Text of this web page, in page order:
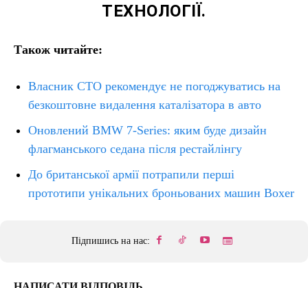
ТЕХНОЛОГІЇ.
Також читайте:
Власник СТО рекомендує не погоджуватись на
безкоштовне видалення каталізатора в авто
Оновлений BMW 7-Series: яким буде дизайн
флагманського седана після рестайлінгу
До британської армії потрапили перші
прототипи унікальних броньованих машин Boxer
Підпишись на нас: